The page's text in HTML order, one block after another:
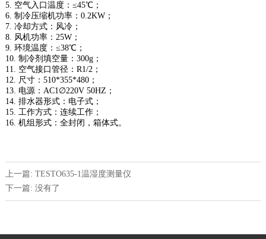
5. 空气入口温度：≤45℃；
6. 制冷压缩机功率：0.2KW；
7. 冷却方式：风冷；
8. 风机功率：25W；
9. 环境温度：≤38℃；
10. 制冷剂填空量：300g；
11. 空气接口管径：R1/2；
12. 尺寸：510*355*480；
13. 电源：AC1∅220V 50HZ；
14. 排水器形式：电子式；
15. 工作方式：连续工作；
16. 机组形式：全封闭，箱体式。
上一篇: TESTO635-1温湿度测量仪
下一篇: 没有了